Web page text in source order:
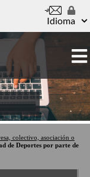
Idioma
colectivo, asociación o
de Deportes por parte de